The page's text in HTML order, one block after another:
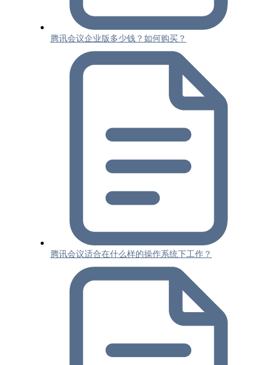
腾讯会议企业版多少钱？如何购买？
腾讯会议适合在什么样的操作系统下工作？